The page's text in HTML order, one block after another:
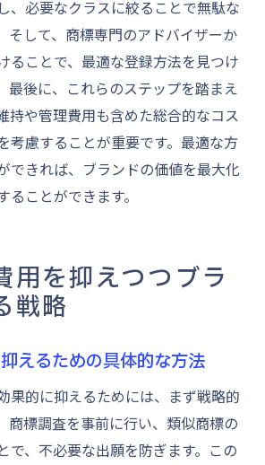
、必要なクラスに絞ることで無駄な
そして、商標専門のアドバイザーか
ることで、最適な登録方法を見つけ
最後に、これらのステップを踏まえ
持や管理費用も含めた総合的なコス
考慮することが重要です。最適な方
できれば、ブランドの価値を最大化
ることができます。
用を抑えつつブラ
戦略
えるための具体的な方法
果的に抑えるためには、まず戦略的
商標調査を事前に行い、類似商標の
で、不必要な出願を防ぎます。この